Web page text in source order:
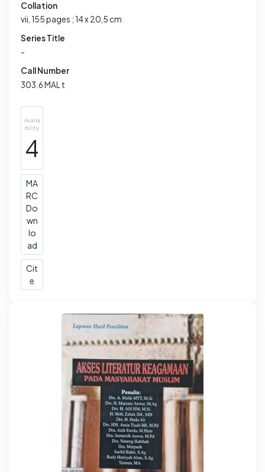
Collation
vii, 155 pages ; 14 x 20,5 cm
Series Title
-
Call Number
303.6 MAL t
Availa
bility
4
MA
RC
Do
wn
lo
ad
Cit
e